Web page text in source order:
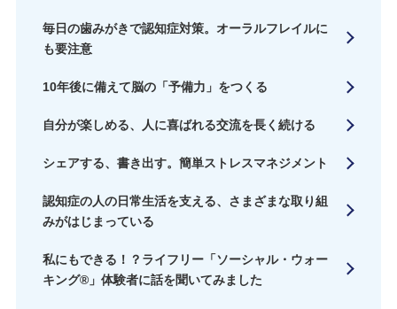
毎日の歯みがきで認知症対策。オーラルフレイルに
も要注意
10年後に備えて脳の「予備力」をつくる
自分が楽しめる、人に喜ばれる交流を長く続ける
シェアする、書き出す。簡単ストレスマネジメント
認知症の人の日常生活を支える、さまざまな取り組
みがはじまっている
私にもできる！？ライフリー「ソーシャル・ウォー
キング®」体験者に話を聞いてみました